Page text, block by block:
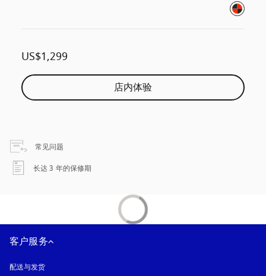
US$1,299
店内体验
常见问题
长达 3 年的保修期
客户服务
配送与发货